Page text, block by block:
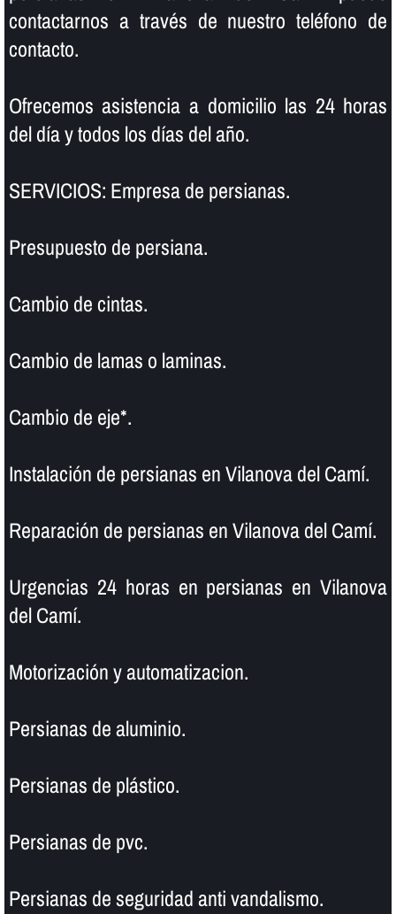
contactarnos a través de nuestro teléfono de
contacto.
Ofrecemos asistencia a domicilio las 24 horas
del dí­a y todos los dí­as del año.
SERVICIOS: Empresa de persianas.
Presupuesto de persiana.
Cambio de cintas.
Cambio de lamas o laminas.
Cambio de eje*.
Instalación de persianas en Vilanova del Camí.
Reparación de persianas en Vilanova del Camí.
Urgencias 24 horas en persianas en Vilanova
del Camí.
Motorización y automatizacion.
Persianas de aluminio.
Persianas de plástico.
Persianas de pvc.
Persianas de seguridad anti vandalismo.